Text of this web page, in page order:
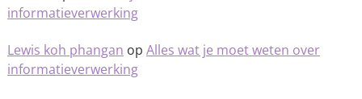
informatieverwerking
Lewis koh phangan op Alles wat je moet weten over
informatieverwerking